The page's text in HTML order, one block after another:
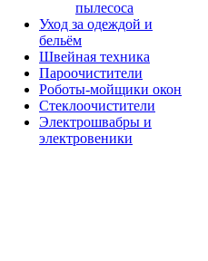
пылесоса
Уход за одеждой и
бельём
Швейная техника
Пароочистители
Роботы-мойщики окон
Стеклоочистители
Электрошвабры и
электровеники